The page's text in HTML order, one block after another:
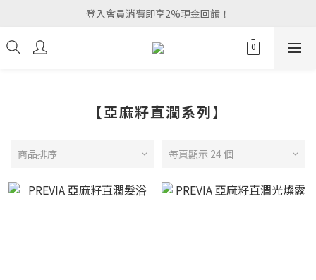
登入會員消費即享2%現金回饋！
【亞麻籽直潤系列】
商品排序 每頁顯示 24 個